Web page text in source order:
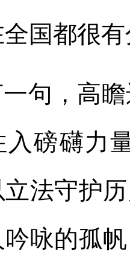
国都很
句，高
入磅礴力
法守护
咏的孤